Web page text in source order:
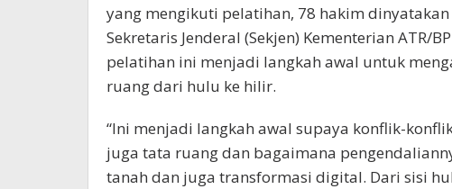
yang mengikuti pelatihan, 78 hakim
Sekretaris Jenderal (Sekjen) Kementerian ATR/
pelatihan ini menjadi langkah awal untuk
ruang dari hulu ke hilir.
“Ini menjadi langkah awal supaya konflik-
juga tata ruang dan bagaimana
tanah dan juga transformasi digital. Dari sisi